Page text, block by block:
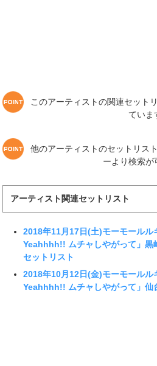
このアーティストの関連セット
ていま
他のアーティストのセットリス
ーより検索が
アーティスト関連セットリスト
2018年11月17日(土)モーモールル
Yeahhhh!! ムチャしやがって」黒
セットリスト
2018年10月12日(金)モーモールル
Yeahhhh!! ムチャしやがって」仙